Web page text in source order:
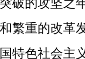
破的攻坚之
繁重的改革
特色社会主